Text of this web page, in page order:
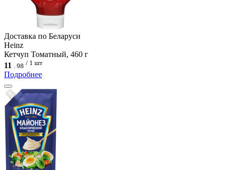
Доcтавка по Беларуси
Heinz
Кетчуп Томатный, 460 г
11 . 98 / 1 шт
Подробнее